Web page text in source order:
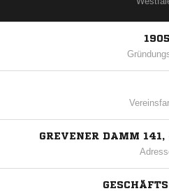
1905
GREVENER DAMM